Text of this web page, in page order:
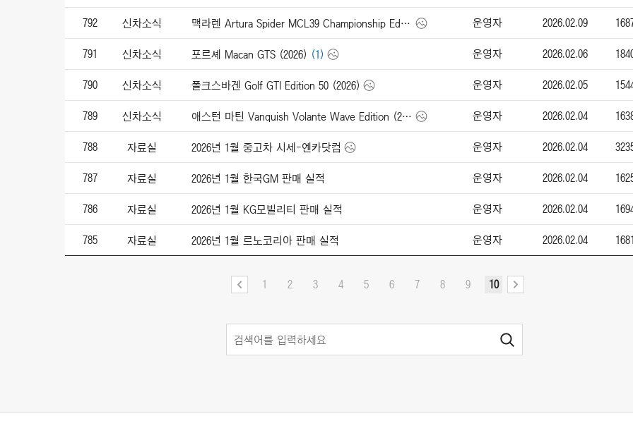
792 신차소식 맥라렌 Artura Spider MCL39 Championship Edition (2026) 운영자 2026.02.09
791 신차소식 포르셰 Macan GTS (2026) (1) 운영자 2026.02.06
790 신차소식 폴크스바겐 Golf GTI Edition 50 (2026) 운영자 2026.02.05
789 신차소식 애스턴 마틴 Vanquish Volante Wave Edition (2026) 운영자 2026.02.04
788 자료실 2026년 1월 중고차 시세-엔카닷컴 운영자 2026.02.04
787 자료실 2026년 1월 한국GM 판매 실적 운영자 2026.02.04
786 자료실 2026년 1월 KG모빌리티 판매 실적 운영자 2026.02.04
785 자료실 2026년 1월 르노코리아 판매 실적 운영자 2026.02.04
1 2 3 4 5 6 7 8 9 10